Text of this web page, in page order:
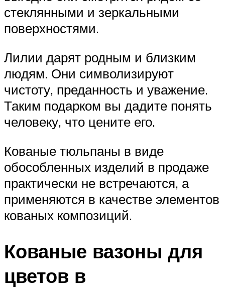
стеклянными и зеркальными
поверхностями.
Лилии дарят родным и близким
людям. Они символизируют
чистоту, преданность и уважение.
Таким подарком вы дадите понять
человеку, что цените его.
Кованые тюльпаны в виде
обособленных изделий в продаже
практически не встречаются, а
применяются в качестве элементов
кованых композиций.
Кованые вазоны для
цветов в